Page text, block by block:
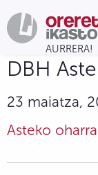
DBH
23 maiatza,
Asteko